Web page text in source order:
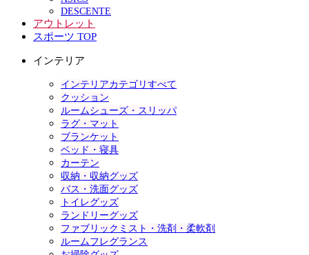
DESCENTE
アウトレット
スポーツ TOP
インテリア
インテリアカテゴリすべて
クッション
ルームシューズ・スリッパ
ラグ・マット
ブランケット
ベッド・寝具
カーテン
収納・収納グッズ
バス・洗面グッズ
トイレグッズ
ランドリーグッズ
ファブリックミスト・洗剤・柔軟剤
ルームフレグランス